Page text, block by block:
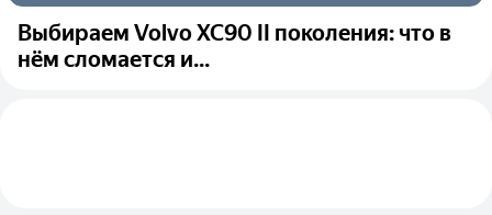
Выбираем Volvo XC90 II поколения: что в
нём сломается и...